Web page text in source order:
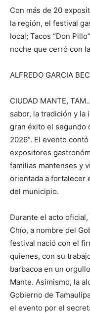
Con más de 20
la región, el festival
local; Tacos “Don
noche que cerró con
ALFREDO GARCIA
CIUDAD MANTE,
sabor, la tradición y la
gran éxito el segundo
2026”. El evento
expositores
familias mantenses y
orientada a fortalecer
del municipio.
Durante el acto
Chío, a nombre del
festival nació con el
quienes, con su
barbacoa en un
Mante. Asimismo, la
Gobierno de
el evento por el